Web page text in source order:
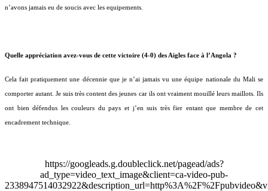
n’avons jamais eu de soucis avec les equipements.
Quelle appréciation avez-vous de cette victoire (4-0) des Aigles face à l’Angola ?
Cela fait pratiquement une décennie que je n’ai jamais vu une équipe nationale du Mali se
comporter autant. Je suis très content des jeunes car ils ont vraiment mouillé leurs maillots. Ils
ont bien défendus les couleurs du pays et j’en suis très fier entant que membre de cet
encadrement technique.
https://googleads.g.doubleclick.net/pagead/ads?
ad_type=video_text_image&client=ca-video-pub-